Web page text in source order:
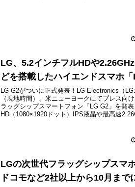
LG、5.2インチフルHDや
どを搭載したハイエンドスマホ
LG G2がついに正式発表！LG Electronics（
（現地時間）、米ニューヨークにてプレス向
ラッグシップスマートフォン「LG G2」を発
HD（1080×1920ドット）IPS液晶や最高速
LGの次世代フラッグシップスマ
ドコモなど2社以上から10月まで